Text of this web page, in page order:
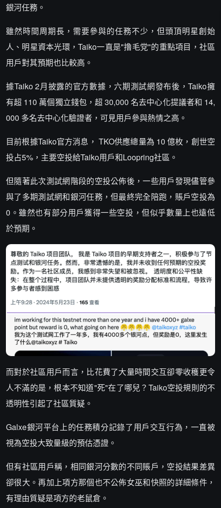
銀河任務。
雖然時間周期長，需要參與的任務不少，但頭頂明星創始
人、明星資本光環，Taiko一直是"撸毛党"的重點項目，社區
用戶對其預期也比較高。
據Taiko 2月披露的官方數據，六期測試網發布後，Taiko擁
有超 110 萬個獨立錢包，超 30,000 名去中心化提議者和 14,
000 多名去中心化驗證者，可見用戶參與熱情之高。
目前根據Taiko官方消息， TKO供應總量為 10 億枚，創世空
投占5%，主要空投給Taiko用戶和Loopring社區。
但隨著此次測試網階段的空投公佈後，一些用戶發現儘管參
與了多期測試網和銀河任務，但最終完全陪跑，賬戶空投為
0。雖然也有部分用戶獲得一些空投，但似乎數量上也遠低
於預期。
而對於社區用戶而言，比花費了大量時間交互卻零收穫更令
人不滿的是，根本不知道"死"在了哪兒？Taiko空投規則的不
透明性引起了社區質疑。
Galxe銀河平台上的任務積分記錄了用戶交互行為，一直被
視為空投大致量級的預估憑證。
但有社區用戶稱，相同銀河分數的不同賬戶，空投結果差異
卻很大。再加上項方那個也不公佈女巫和快照的詳細條件，
有理由質疑是項方的老鼠倉。